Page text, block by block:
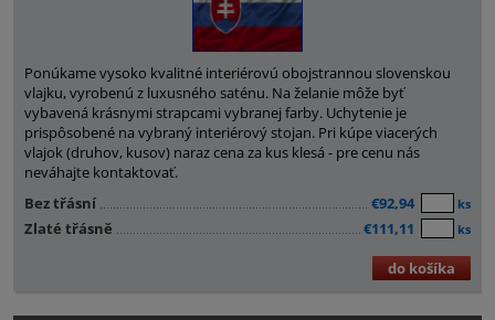
Ponúkame vysoko kvalitné interiérovú obojstrannou slovenskou
vlajku, vyrobenú z luxusného saténu. Na želanie môže byť
vybavená krásnymi strapcami vybranej farby. Uchytenie je
prispôsobené na vybraný interiérový stojan. Pri kúpe viacerých
vlajok (druhov, kusov) naraz cena za kus klesá - pre cenu nás
neváhajte kontaktovať.
Bez třásní
€92,94 ks
Zlaté třásně €111,11 ks
do košíka